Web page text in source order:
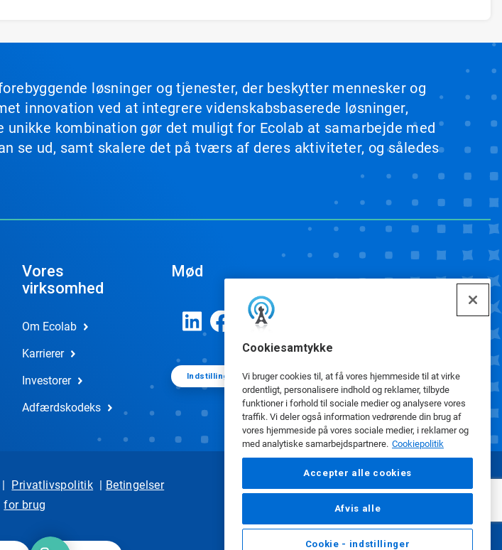
Cookiesamtykke
Vi bruger cookies til, at få vores hjemmeside til at virke
ordentligt, personalisere indhold og reklamer, tilbyde
funktioner i forhold til sociale medier og analysere vores
traffik. Vi deler også information vedrørende din brug af
vores hjemmeside på vores sociale medier, i reklamer og
med analytiske samarbejdspartnere. Cookiepolitik
Accepter alle cookies
Afvis alle
Cookie - indstillinger
løsninger og tjenester, der beskytter mennesker og
innovation ved at integrere videnskabsbaserede løsninger,
kombination gør det muligt for Ecolab at samarbejde med
se ud, samt skalere det på tværs af deres aktiviteter, og således
Vores
virksomhed
Om Ecolab
Karrierer
Investorer
Adfærdskodeks
Mød
Indstillinger for cookies
| Privatlivspolitik | Betingelser
for brug